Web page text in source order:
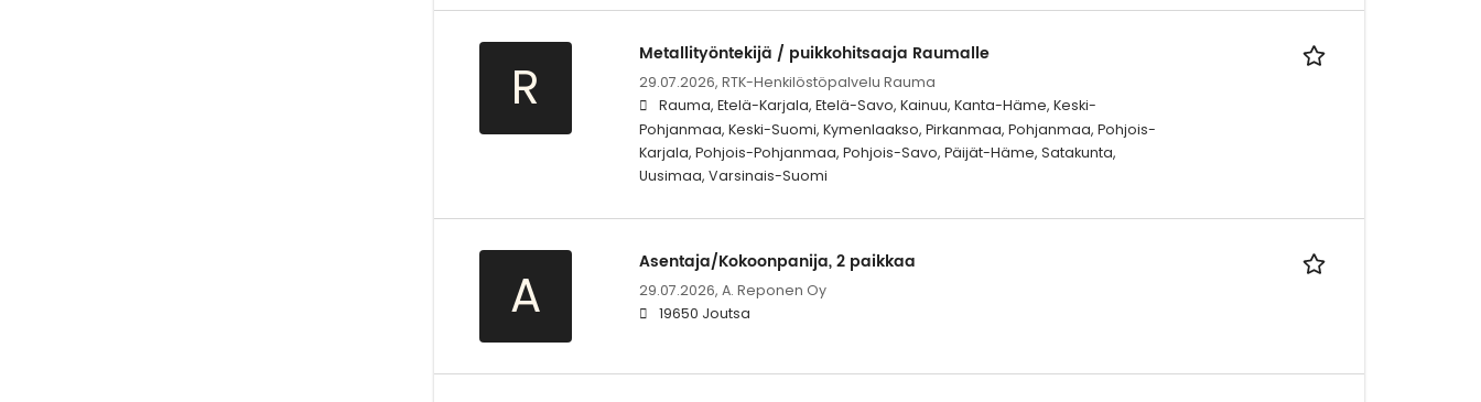
R
Metallityöntekijä / puikkohitsaaja Raumalle
29.07.2026, RTK-Henkilöstöpalvelu Rauma
Rauma, Etelä-Karjala, Etelä-Savo, Kainuu, Kanta-Häme, Keski-
Pohjanmaa, Keski-Suomi, Kymenlaakso, Pirkanmaa, Pohjanmaa, Pohjois-
Karjala, Pohjois-Pohjanmaa, Pohjois-Savo, Päijät-Häme, Satakunta,
Uusimaa, Varsinais-Suomi
A
Asentaja/Kokoonpanija, 2 paikkaa
29.07.2026, A. Reponen Oy
19650 Joutsa